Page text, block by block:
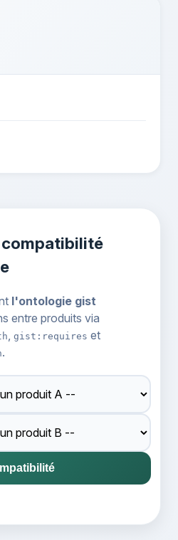
l'ontologie gist
entre produits via
, gist:requires et
.